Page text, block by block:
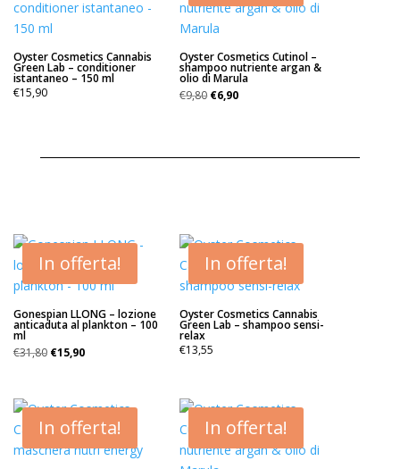
Oyster Cosmetics Cannabis
Green Lab – conditioner
istantaneo – 150 ml
€15,90
Oyster Cosmetics Cutinol –
shampoo nutriente argan &
olio di Marula
€9,80 Il
€9,80.
€6,90Il
€6,90.
In offerta!
Gonespian LLONG – lozione
anticaduta al plankton – 100
ml
€31,80 Il
era:
€31,80.
€15,90Il
€15,90.
In offerta!
Oyster Cosmetics Cannabis
Green Lab – shampoo sensi-
relax
€13,55
In offerta! In offerta!